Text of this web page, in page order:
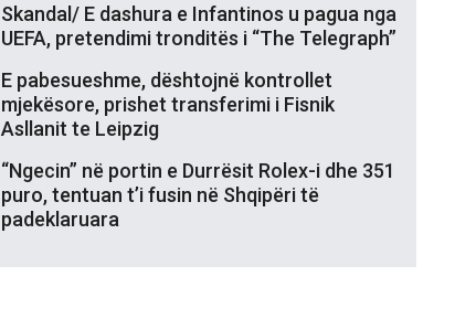
Skandal/ E dashura e Infantinos u pagua nga
UEFA, pretendimi tronditës i “The Telegraph”
E pabesueshme, dështojnë kontrollet
mjekësore, prishet transferimi i Fisnik
Asllanit te Leipzig
“Ngecin” në portin e Durrësit Rolex-i dhe 351
puro, tentuan t’i fusin në Shqipëri të
padeklaruara